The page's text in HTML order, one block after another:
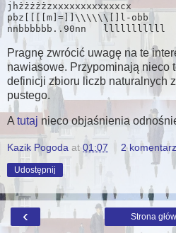
pbz[[[[m]=]]\\\\\\[]l-obb
Pragnę zwrócić uwagę na te
nawiasowe. Przypominają nieco
definicji zbioru liczb naturalnych
pustego.
A tutaj nieco objaśnienia
Kazik Pogoda at 01:07 2
Udostępnij
‹ Strona